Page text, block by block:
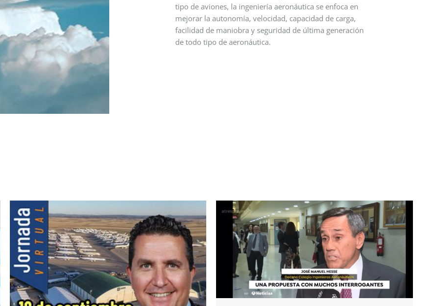
tipo de aviones, la ingeniería aeronáutica se enfoca en
mejorar la autonomía, velocidad, capacidad de carga,
facilidad de maniobra y seguridad de última generación
de todo tipo de aeronáutica.